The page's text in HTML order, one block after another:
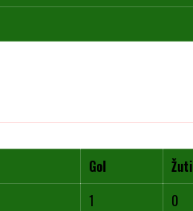
Gol Žuti
1 0